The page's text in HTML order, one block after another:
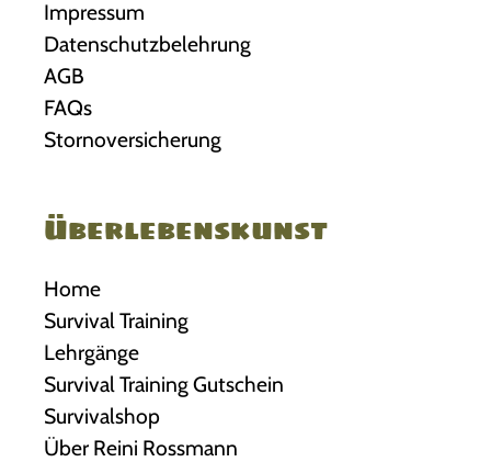
Impressum
Datenschutzbelehrung
AGB
FAQs
Stornoversicherung
Überlebenskunst
Home
Survival Training
Lehrgänge
Survival Training Gutschein
Survivalshop
Über Reini Rossmann